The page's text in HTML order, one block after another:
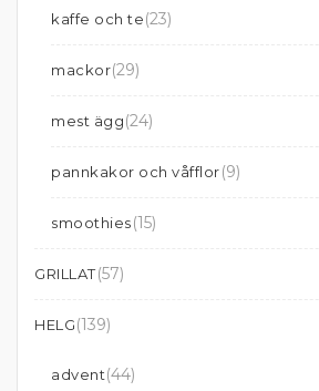
kaffe och te(23)
mackor(29)
mest ägg(24)
pannkakor och våfflor(9)
smoothies(15)
GRILLAT(57)
HELG(139)
advent(44)